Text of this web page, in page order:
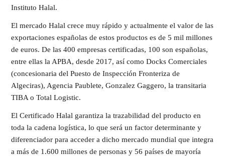
Instituto Halal.
El mercado Halal crece muy rápido y actualmente el valor de las
exportaciones españolas de estos productos es de 5 mil millones
de euros. De las 400 empresas certificadas, 100 son españolas,
entre ellas la APBA, desde 2017, así como Docks Comerciales
(concesionaria del Puesto de Inspección Fronteriza de
Algeciras), Agencia Paublete, Gonzalez Gaggero, la transitaria
TIBA o Total Logistic.
El Certificado Halal garantiza la trazabilidad del producto en
toda la cadena logística, lo que será un factor determinante y
diferenciador para acceder a dicho mercado mundial que integra
a más de 1.600 millones de personas y 56 países de mayoría